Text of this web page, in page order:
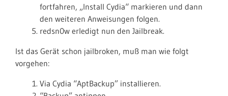
fortfahren, „Install Cydia“ markieren und dann
den weiteren Anweisungen folgen.
redsn0w erledigt nun den Jailbreak.
Ist das Gerät schon jailbroken, muß man wie folgt
vorgehen:
Via Cydia “AptBackup” installieren.